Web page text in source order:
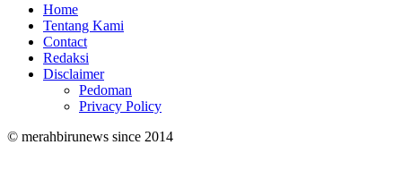
Home
Tentang Kami
Contact
Redaksi
Disclaimer
Pedoman
Privacy Policy
© merahbirunews since 2014